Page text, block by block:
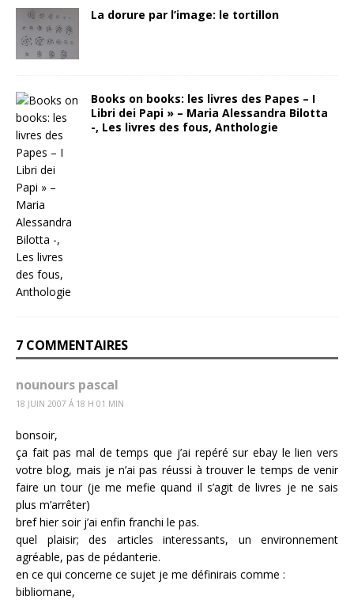
La dorure par l’image: le tortillon
Books on books: les livres des Papes – I
Libri dei Papi » – Maria Alessandra Bilotta
-, Les livres des fous, Anthologie
7 COMMENTAIRES
nounours pascal
18 JUIN 2007 Á 18 H 01 MIN
bonsoir,
ça fait pas mal de temps que j’ai repéré sur ebay le lien vers
votre blog, mais je n’ai pas réussi à trouver le temps de venir
faire un tour (je me mefie quand il s’agit de livres je ne sais
plus m’arrêter)
bref hier soir j’ai enfin franchi le pas.
quel plaisir; des articles interessants, un environnement
agréable, pas de pédanterie.
en ce qui concerne ce sujet je me définirais comme :
bibliomane,